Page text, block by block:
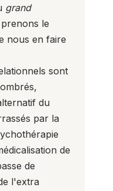
grand
le
nous en faire
sont
du
par la
de
de
l'extra